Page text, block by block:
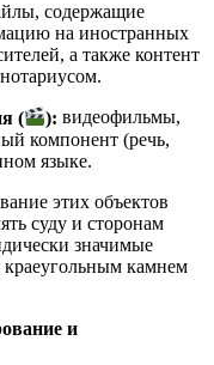
содержащие
на иностранных
а также контент
( ): видеофильмы,
компонент (речь,
языке.
этих объектов
суду и сторонам
значимые
краеугольным камнем
и